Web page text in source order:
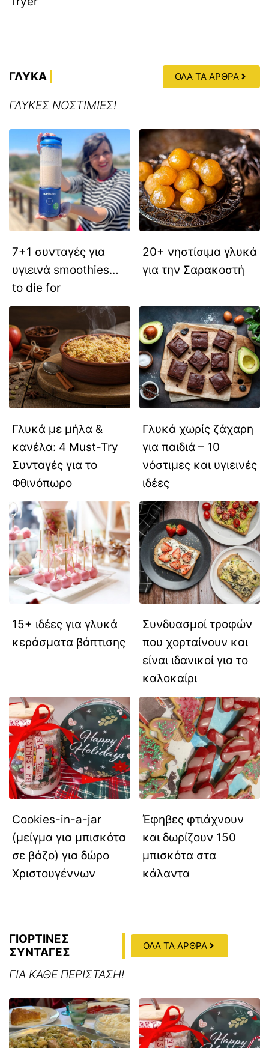
ΓΛΥΚΑ ΟΛΑ ΤΑ ΑΡΘΡΑ
ΓΛΥΚΕΣ ΝΟΣΤΙΜΙΕΣ!
7+1 συνταγές για
υγιεινά smoothies…
to die for
20+ νηστίσιμα γλυκά
για την Σαρακοστή
Γλυκά με μήλα &
κανέλα: 4 Must-Try
Συνταγές για το
Φθινόπωρο
Γλυκά χωρίς ζάχαρη
για παιδιά – 10
νόστιμες και υγιεινές
ιδέες
15+ ιδέες για γλυκά
κεράσματα βάπτισης
Συνδυασμοί τροφών
που χορταίνουν και
είναι ιδανικοί για το
καλοκαίρι
Cookies-in-a-jar
(μείγμα για μπισκότα
σε βάζο) για δώρο
Χριστουγέννων
Έφηβες φτιάχνουν
και δωρίζουν 150
μπισκότα στα
κάλαντα
ΓΙΟΡΤΙΝΕΣ
ΣΥΝΤΑΓΕΣ
ΟΛΑ ΤΑ ΑΡΘΡΑ
ΓΙΑ ΚΑΘΕ ΠΕΡΙΣΤΑΣΗ!